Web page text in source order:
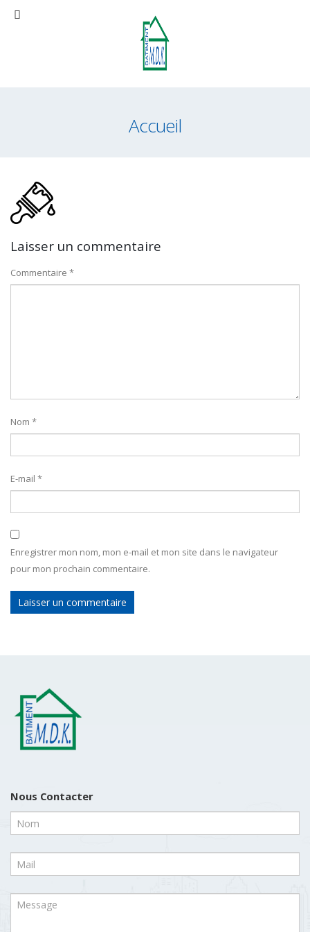
Accueil
Laisser un commentaire
Commentaire *
Nom *
E-mail *
Enregistrer mon nom, mon e-mail et mon site dans le navigateur
pour mon prochain commentaire.
Nous Contacter